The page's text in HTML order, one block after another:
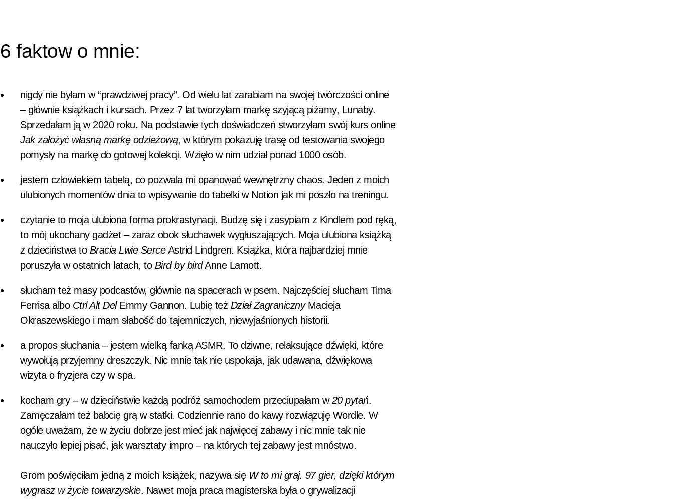
6 faktow o mnie:
nigdy nie byłam w “prawdziwej pracy”. Od wielu lat zarabiam na swojej twórczości online
– głównie książkach i kursach. Przez 7 lat tworzyłam markę szyjącą piżamy, Lunaby.
Sprzedałam ją w 2020 roku. Na podstawie tych doświadczeń stworzyłam swój kurs online
Jak założyć własną markę odzieżową, w którym pokazuję trasę od testowania swojego
pomysły na markę do gotowej kolekcji. Wzięło w nim udział ponad 1000 osób.
jestem człowiekiem tabelą, co pozwala mi opanować wewnętrzny chaos. Jeden z moich
ulubionych momentów dnia to wpisywanie do tabelki w Notion jak mi poszło na treningu.
czytanie to moja ulubiona forma prokrastynacji. Budzę się i zasypiam z Kindlem pod ręką,
to mój ukochany gadżet – zaraz obok słuchawek wygłuszających. Moja ulubiona książką
z dzieciństwa to Bracia Lwie SerceAstrid Lindgren. Książka, która najbardziej mnie
poruszyła w ostatnich latach, to Bird by birdAnne Lamott.
słucham też masy podcastów, głównie na spacerach w psem. Najczęściej słucham Tima
Ferrisa albo Ctrl Alt DelEmmy Gannon. Lubię też Dział ZagranicznyMacieja
Okraszewskiego i mam słabość do tajemniczych, niewyjaśnionych historii.
a propos słuchania – jestem wielką fanką ASMR. To dziwne, relaksujące dźwięki, które
wywołują przyjemny dreszczyk. Nic mnie tak nie uspokaja, jak udawana, dźwiękowa
wizyta o fryzjera czy w spa.
kocham gry – w dzieciństwie każdą podróż samochodem przeciupałam w20 pytań.
Zamęczałam też babcię grą w statki. Codziennie rano do kawy rozwiązuję Wordle. W
ogóle uważam, że w życiu dobrze jest mieć jak najwięcej zabawy i nic mnie tak nie
nauczyło lepiej pisać, jak warsztaty impro – na których tej zabawy jest mnóstwo.
Grom poświęciłam jedną z moich książek, nazywa się W to mi graj. 97 gier, dzięki którym
wygrasz w życie towarzyskie. Nawet moja praca magisterska była o grywalizacji